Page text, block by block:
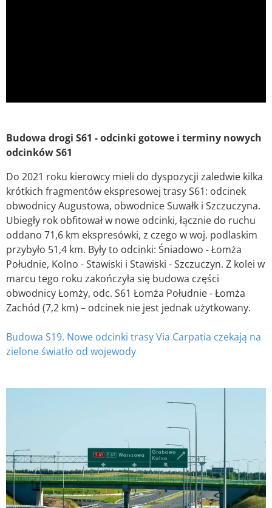
Budowa drogi S61 - odcinki gotowe i terminy nowych
odcinków S61
Do 2021 roku kierowcy mieli do dyspozycji zaledwie kilka
krótkich fragmentów ekspresowej trasy S61: odcinek
obwodnicy Augustowa, obwodnice Suwałk i Szczuczyna.
Ubiegły rok obfitował w nowe odcinki, łącznie do ruchu
oddano 71,6 km ekspresówki, z czego w woj. podlaskim
przybyło 51,4 km. Były to odcinki: Śniadowo - Łomża
Południe, Kolno - Stawiski i Stawiski - Szczuczyn. Z kolei w
marcu tego roku zakończyła się budowa części
obwodnicy Łomży, odc. S61 Łomża Południe - Łomża
Zachód (7,2 km) – odcinek nie jest jednak użytkowany.
Budowa S19. Nowe odcinki trasy Via Carpatia czekają na
zielone światło od wojewody